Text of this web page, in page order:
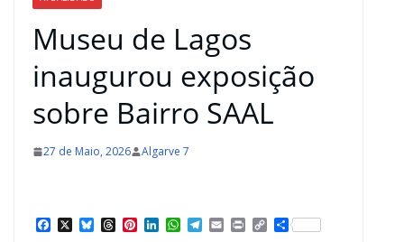
Museu de Lagos
inaugurou exposição
sobre Bairro SAAL
27 de Maio, 2026 Algarve 7
X B T P L W T E P C S